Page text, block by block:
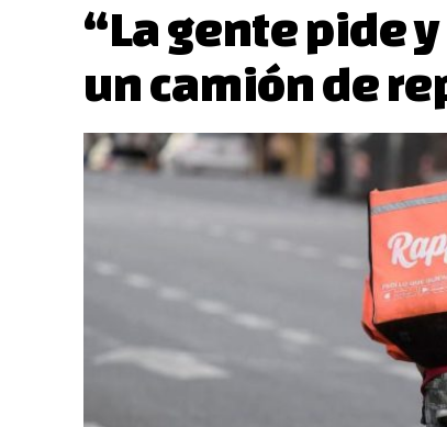
“La gente pide
un camión de